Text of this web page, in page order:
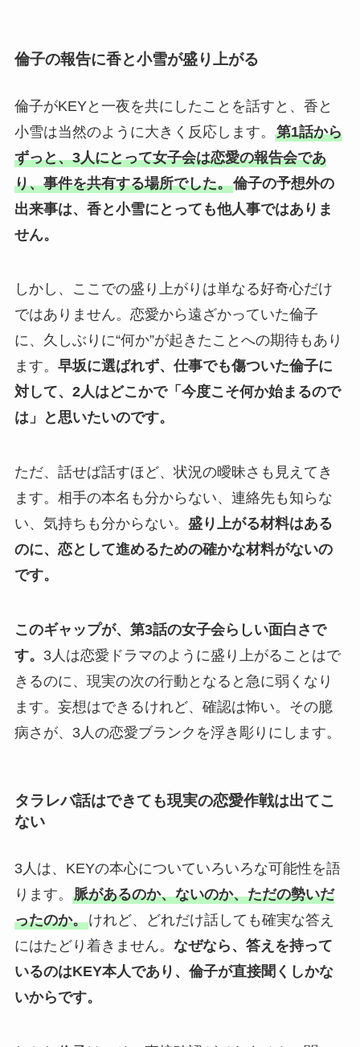
倫子の報告に香と小雪が盛り上がる
倫子がKEYと一夜を共にしたことを話すと、香と
小雪は当然のように大きく反応します。 第1話から
ずっと、3人にとって女子会は恋愛の報告会であ
り、事件を共有する場所でした。倫子の予想外の
出来事は、香と小雪にとっても他人事ではありま
せん。
しかし、ここでの盛り上がりは単なる好奇心だけ
ではありません。恋愛から遠ざかっていた倫子
に、久しぶりに“何か”が起きたことへの期待もあり
ます。 早坂に選ばれず、仕事でも傷ついた倫子に
対して、2人はどこかで「今度こそ何か始まるので
は」と思いたいのです。
ただ、話せば話すほど、状況の曖昧さも見えてき
ます。相手の本名も分からない、連絡先も知らな
い、気持ちも分からない。 盛り上がる材料はある
のに、恋として進めるための確かな材料がないの
です。
このギャップが、第3話の女子会らしい面白さで
す。 3人は恋愛ドラマのように盛り上がることはで
きるのに、現実の次の行動となると急に弱くなり
ます。妄想はできるけれど、確認は怖い。その臆
病さが、3人の恋愛ブランクを浮き彫りにします。
タラレバ話はできても現実の恋愛作戦は出てこ
ない
3人は、KEYの本心についていろいろな可能性を語
ります。 脈があるのか、ないのか、ただの勢いだ
ったのか。けれど、どれだけ話しても確実な答え
にはたどり着きません。 なぜなら、答えを持って
いるのはKEY本人であり、倫子が直接聞くしかな
いからです。